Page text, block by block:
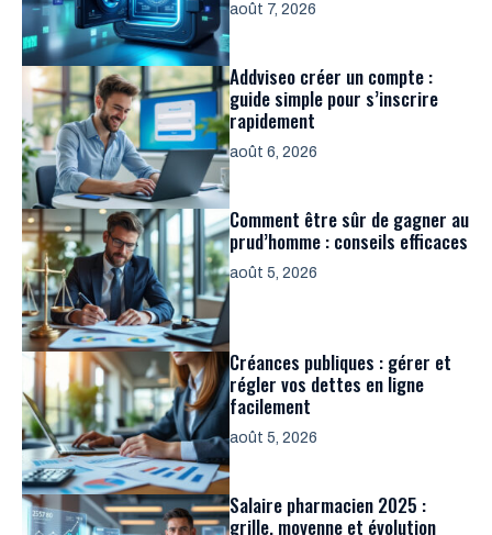
août 7, 2026
Addviseo créer un compte :
guide simple pour s’inscrire
rapidement
août 6, 2026
Comment être sûr de gagner au
prud’homme : conseils efficaces
août 5, 2026
Créances publiques : gérer et
régler vos dettes en ligne
facilement
août 5, 2026
Salaire pharmacien 2025 :
grille, moyenne et évolution